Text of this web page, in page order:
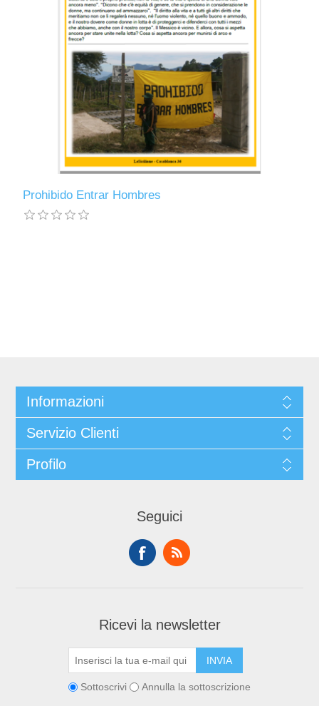
Prohibido Entrar Hombres
Informazioni
Servizio Clienti
Profilo
Seguici
Ricevi la newsletter
Sottoscrivi Annulla la sottoscrizione